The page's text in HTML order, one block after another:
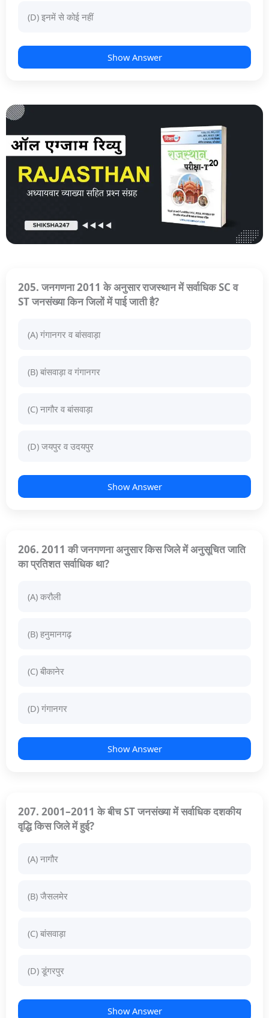
(D) इनमें से कोई नहीं
Show Answer
205. जनगणना 2011 के अनुसार राजस्थान में सर्वाधिक SC व
ST जनसंख्या किन जिलों में पाई जाती है?
(A) गंगानगर व बांसवाड़ा
(B) बांसवाड़ा व गंगानगर
(C) नागौर व बांसवाड़ा
(D) जयपुर व उदयपुर
Show Answer
206. 2011 की जनगणना अनुसार किस जिले में अनुसूचित जाति
का प्रतिशत सर्वाधिक था?
(A) करौली
(B) हनुमानगढ़
(C) बीकानेर
(D) गंगानगर
Show Answer
207. 2001–2011 के बीच ST जनसंख्या में सर्वाधिक दशकीय
वृद्धि किस जिले में हुई?
(A) नागौर
(B) जैसलमेर
(C) बांसवाड़ा
(D) डूंगरपुर
Show Answer